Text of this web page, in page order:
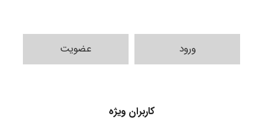
ورود عضویت
کاربران ویژه